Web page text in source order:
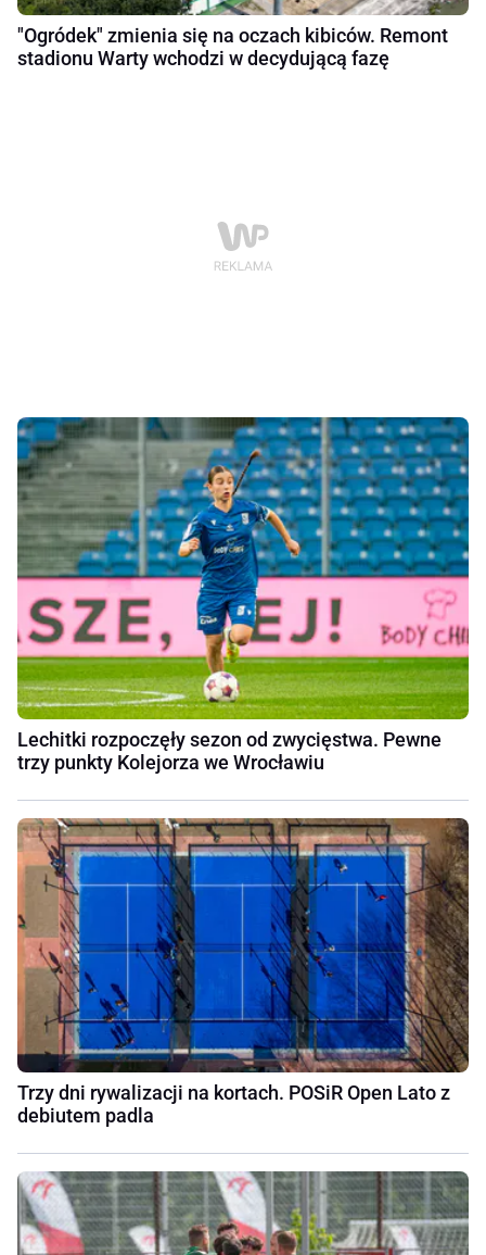
"Ogródek" zmienia się na oczach kibiców. Remont
stadionu Warty wchodzi w decydującą fazę
Lechitki rozpoczęły sezon od zwycięstwa. Pewne
trzy punkty Kolejorza we Wrocławiu
Trzy dni rywalizacji na kortach. POSiR Open Lato z
debiutem padla